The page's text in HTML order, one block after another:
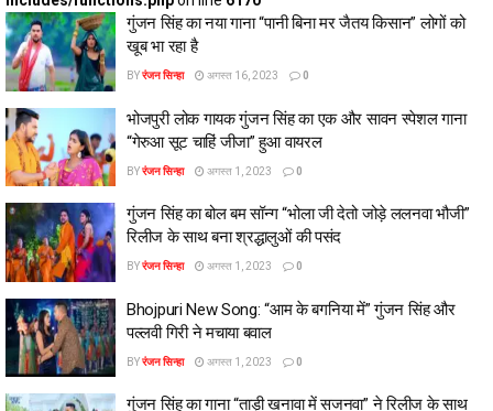
गुंजन सिंह का नया गाना “पानी बिना मर जैतय किसान” लोगों को
खूब भा रहा है
BYरंजन सिन्हा अगस्त 16, 2023 0
भोजपुरी लोक गायक गुंजन सिंह का एक और सावन स्पेशल गाना
“गेरुआ सूट चाहिं जीजा” हुआ वायरल
BYरंजन सिन्हा अगस्त 1, 2023 0
गुंजन सिंह का बोल बम सॉन्ग “भोला जी देतो जोड़े ललनवा भौजी”
रिलीज के साथ बना श्रद्धालुओं की पसंद
BYरंजन सिन्हा अगस्त 1, 2023 0
Bhojpuri New Song: “आम के बगनिया में” गुंजन सिंह और
पल्लवी गिरी ने मचाया बवाल
BYरंजन सिन्हा अगस्त 1, 2023 0
गुंजन सिंह का गाना “ताड़ी खनावा में सजनवा” ने रिलीज के साथ